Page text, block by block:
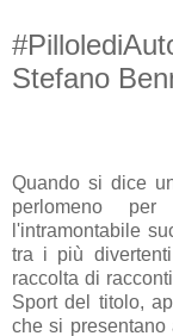
Stefano
Quando si dice
perlomeno
l'intramontabile
tra i più
raccolta di
Sport del titolo,
che si